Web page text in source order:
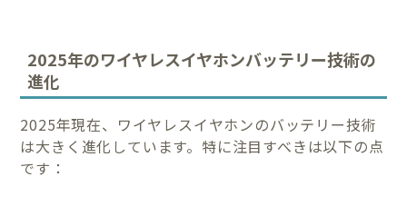
2025年のワイヤレスイヤホンバッテリー技術の
進化
2025年現在、ワイヤレスイヤホンのバッテリー技術
は大きく進化しています。特に注目すべきは以下の点
です：